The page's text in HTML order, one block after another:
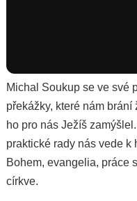
Michal Soukup se ve své
překážky, které nám
ho pro nás Ježíš
praktické rady nás vede
Bohem, evangelia, práce
církve.